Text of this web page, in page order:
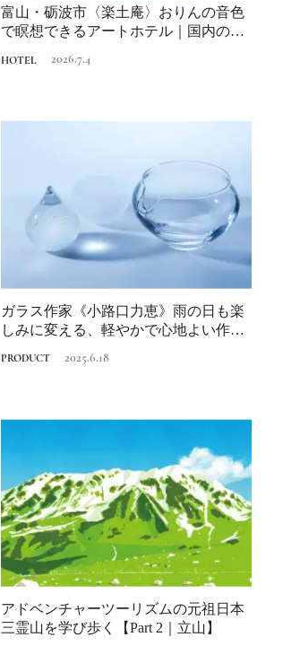
富山・砺波市〈楽土庵〉おりんの音色
で瞑想できるアートホテル｜国内のリ
HOTEL 2026.7.4
ガラス作家《小路口力恵》雨の日も楽
しみに変える、軽やかで心地よい作品
PRODUCT 2025.6.18
アドベンチャーツーリズムの元祖日本
三霊山を学び歩く【Part 2｜立山】